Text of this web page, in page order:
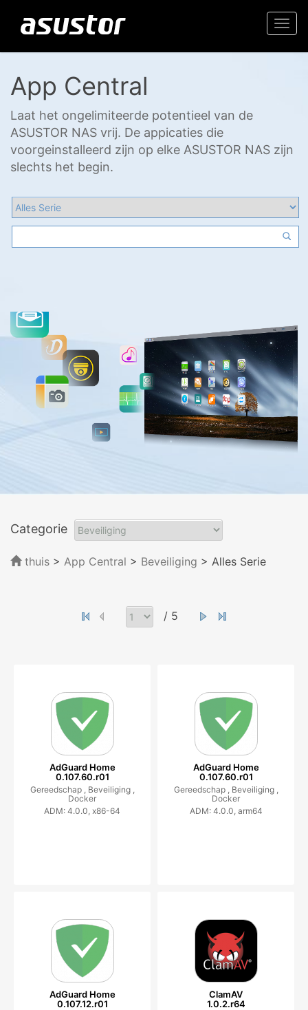
App Central
Laat het ongelimiteerde potentieel van de
ASUSTOR NAS vrij. De appicaties die
voorgeinstalleerd zijn op elke ASUSTOR NAS zijn
slechts het begin.
Categorie
thuis > App Central > Beveiliging > Alles Serie
/ 5
AdGuard Home
0.107.60.r01
Gereedschap , Beveiliging ,
Docker
ADM: 4.0.0, x86-64
AdGuard Home
0.107.60.r01
Gereedschap , Beveiliging ,
Docker
ADM: 4.0.0, arm64
AdGuard Home
0.107.12.r01
ClamAV
1.0.2.r64